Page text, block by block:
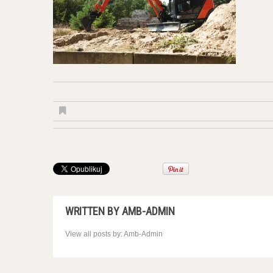
WRITTEN BYAMB-ADMIN
View all posts by:Amb-Admin